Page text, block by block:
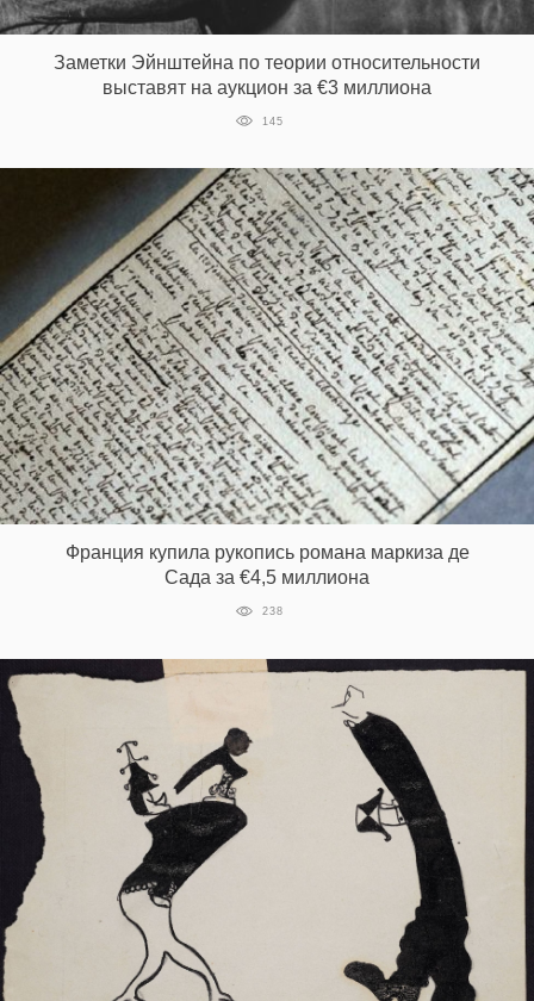
Заметки Эйнштейна по теории относительности
выставят на аукцион за €3 миллиона
145
Франция купила рукопись романа маркиза де
Сада за €4,5 миллиона
238